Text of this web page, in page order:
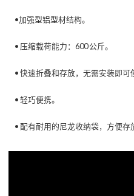
•加强型铝型材结构。
• 压缩载荷能力：600 公斤。
• 快速折叠和存放，无需安装即可
• 轻巧便携。
• 配有耐用的尼龙收纳袋，方便存